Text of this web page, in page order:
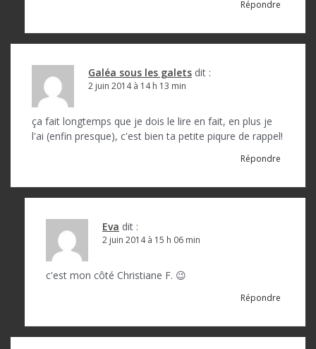
Répondre
Galéa sous les galets dit :
2 juin 2014 à 14 h 13 min
ça fait longtemps que je dois le lire en fait, en plus je
l'ai (enfin presque), c'est bien ta petite piqure de rappel!
Répondre
Eva dit :
2 juin 2014 à 15 h 06 min
c'est mon côté Christiane F. 😉
Répondre